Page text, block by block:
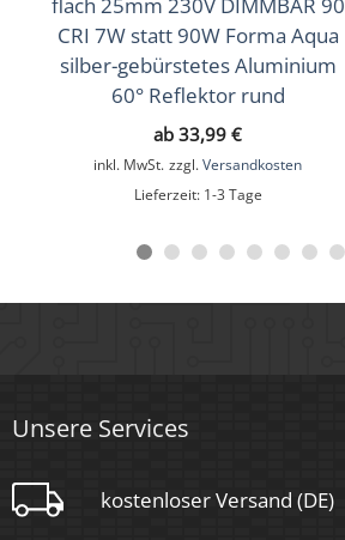
95
Schutzklasse (IP)
Mittlere Lebensdauer
35.000 Std.
Sockel
CRI 7W statt 90W Forma Aqua
silber-gebürstetes Aluminium
60° Reflektor rund
ab 33,99 €
inkl. MwSt. zzgl. Versandkosten
Lieferzeit: 1-3 Tage
Unsere Services
kostenloser Versand (DE)